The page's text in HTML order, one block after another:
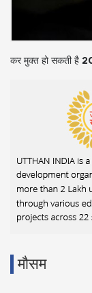
कर मुक्त हो सकती है
मौसम